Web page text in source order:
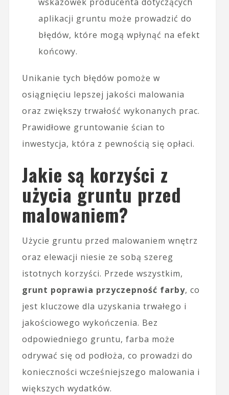
aplikacji gruntu może prowadzić do
błędów, które mogą wpłynąć na efekt
końcowy.
Unikanie tych błędów pomoże w
osiągnięciu lepszej jakości malowania
oraz zwiększy trwałość wykonanych prac.
Prawidłowe gruntowanie ścian to
inwestycja, która z pewnością się opłaci.
Jakie są korzyści z
użycia gruntu przed
malowaniem?
Użycie gruntu przed malowaniem wnętrz
oraz elewacji niesie ze sobą szereg
istotnych korzyści. Przede wszystkim,
grunt poprawia przyczepność farby, co
jest kluczowe dla uzyskania trwałego i
jakościowego wykończenia. Bez
odpowiedniego gruntu, farba może
odrywać się od podłoża, co prowadzi do
konieczności wcześniejszego malowania i
większych wydatków.